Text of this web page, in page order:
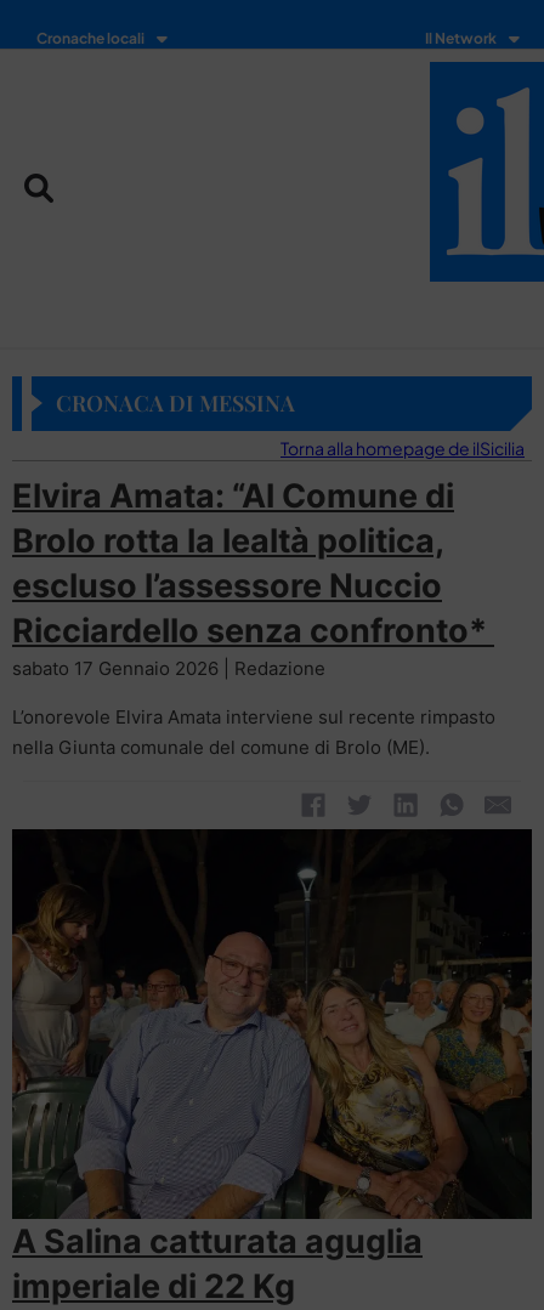
Cronache locali Il Network
CRONACA DI MESSINA
Torna alla homepage de ilSicilia
Elvira Amata: “Al Comune di
Brolo rotta la lealtà politica,
escluso l’assessore Nuccio
Ricciardello senza confronto*
sabato 17 Gennaio 2026 | Redazione
L’onorevole Elvira Amata interviene sul recente rimpasto
nella Giunta comunale del comune di Brolo (ME).
A Salina catturata aguglia
imperiale di 22 Kg